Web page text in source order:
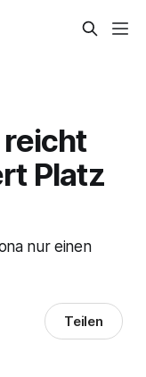
Platz
nur einen
Teilen